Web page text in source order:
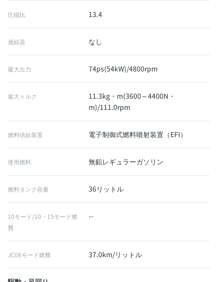
圧縮比 13.4
過給器 なし
最大出力 74ps(54kW)/4800rpm
最大トルク
11.3kg・m(3600～4400N・
m)/111.0rpm
燃料供給装置 電子制御式燃料噴射装置（EFI）
使用燃料 無鉛レギュラーガソリン
燃料タンク容量 36リットル
10モード/10・15モード燃
費
--
JC08モード燃費 37.0km/リットル